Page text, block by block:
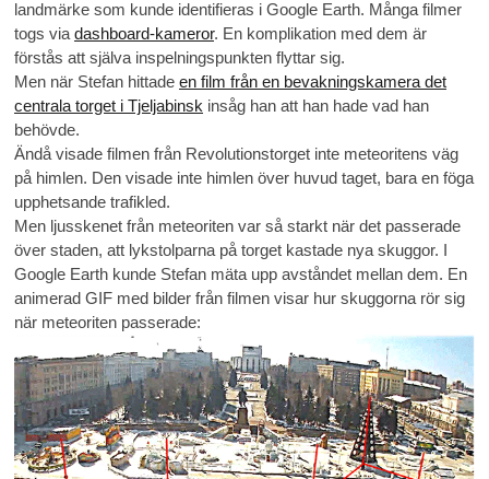
landmärke som kunde identifieras i Google Earth. Många filmer
togs via dashboard-kameror. En komplikation med dem är
förstås att själva inspelningspunkten flyttar sig.
Men när Stefan hittade en film från en bevakningskamera det
centrala torget i Tjeljabinsk insåg han att han hade vad han
behövde.
Ändå visade filmen från Revolutionstorget inte meteoritens väg
på himlen. Den visade inte himlen över huvud taget, bara en föga
upphetsande trafikled.
Men ljusskenet från meteoriten var så starkt när det passerade
över staden, att lykstolparna på torget kastade nya skuggor. I
Google Earth kunde Stefan mäta upp avståndet mellan dem. En
animerad GIF med bilder från filmen visar hur skuggorna rör sig
när meteoriten passerade: